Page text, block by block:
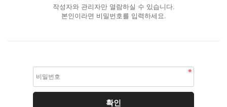
작성자와 관리자만 열람하실 수 있습니다.
본인이라면 비밀번호를 입력하세요.